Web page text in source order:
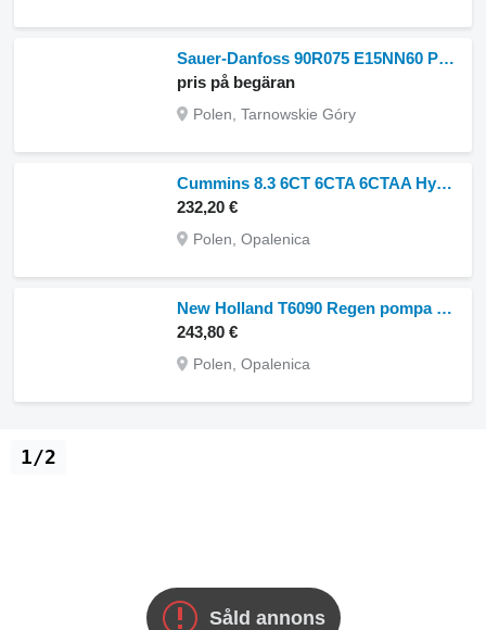
Sauer-Danfoss 90R075 E15NN60 P3S1 D04 GBS 511480 hydraulpump till NOKKA 6WD skördare
pris på begäran
Polen, Tarnowskie Góry
Cummins 8.3 6CT 6CTA 6CTAA Hydraulisk kamaxelpump hydraulpump
232,20 €
Polen, Opalenica
New Holland T6090 Regen pompa hydraul 25.67 cc 84263360R hydraulpump till New Holland
243,80 €
Polen, Opalenica
Såld annons
1/2